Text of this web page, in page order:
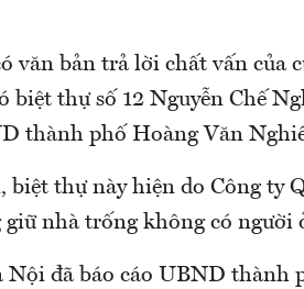
văn bản trả lời chất vấn của
biệt thự số 12 Nguyễn Chế
thành phố Hoàng Văn
thự này hiện do Công ty
nhà trống không có người
Nội đã báo cáo UBND thành